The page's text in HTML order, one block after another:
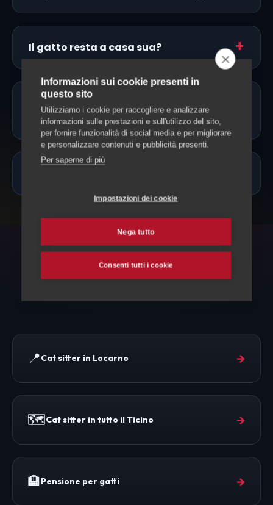
Il gatto resta a casa sua?
Il cat sitter può somministrare
farmaci?
Altri servizi per il tuo gatto
📍Cat sitter in Locarno →
🗺️Cat sitter in tutto il Ticino →
🏨Pensione per gatti →
Informazioni sui cookie presenti in
questo sito
Utilizziamo i cookie per raccogliere e analizzare
informazioni sulle prestazioni e sull'utilizzo del sito,
per fornire funzionalità di social media e per migliorare
e personalizzare contenuti e pubblicità presenti.
Per saperne di più
Impostazioni dei cookie
Nega tutto
Consenti tutti i cookie